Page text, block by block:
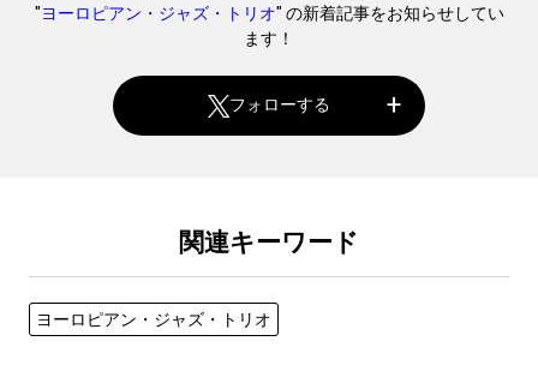
"ヨーロピアン・ジャズ・トリオ" の新着記事をお知らせしてい
ます！
フォローする
関連キーワード
ヨーロピアン・ジャズ・トリオ